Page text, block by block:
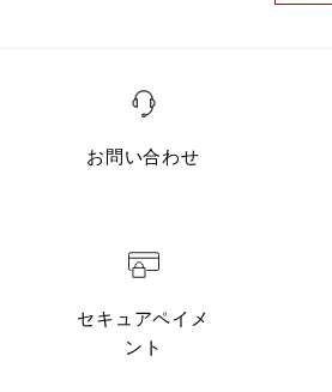
お問い合わせ
セキュアペイメ
ント